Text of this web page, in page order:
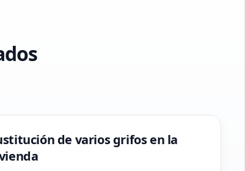
de varios grifos en la